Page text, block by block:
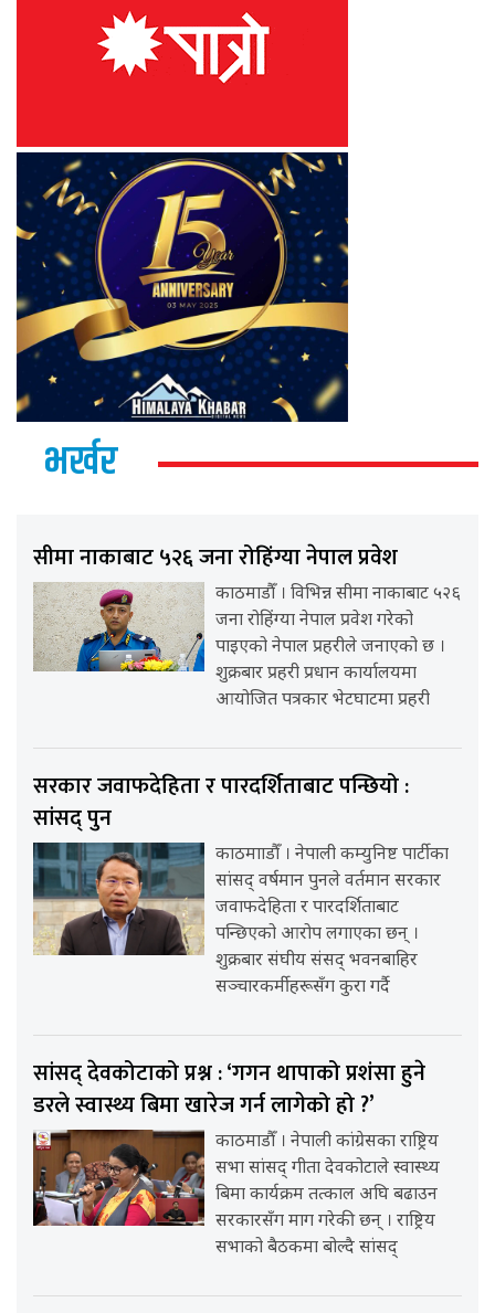
भर्खर
सीमा नाकाबाट ५२६ जना रोहिंग्या नेपाल प्रवेश
काठमाडौँ । विभिन्न सीमा नाकाबाट ५२६
जना रोहिंग्या नेपाल प्रवेश गरेको
पाइएको नेपाल प्रहरीले जनाएको छ ।
शुक्रबार प्रहरी प्रधान कार्यालयमा
आयोजित पत्रकार भेटघाटमा प्रहरी
सरकार जवाफदेहिता र पारदर्शिताबाट पन्छियो :
सांसद् पुन
काठमााडौँ । नेपाली कम्युनिष्ट पार्टीका
सांसद् वर्षमान पुनले वर्तमान सरकार
जवाफदेहिता र पारदर्शिताबाट
पन्छिएको आरोप लगाएका छन् ।
शुक्रबार संघीय संसद् भवनबाहिर
सञ्चारकर्मीहरूसँग कुरा गर्दै
सांसद् देवकोटाको प्रश्न : ‘गगन थापाको प्रशंसा हुने
डरले स्वास्थ्य बिमा खारेज गर्न लागेको हो ?’
काठमाडौँ । नेपाली कांग्रेसका राष्ट्रिय
सभा सांसद् गीता देवकोटाले स्वास्थ्य
बिमा कार्यक्रम तत्काल अघि बढाउन
सरकारसँग माग गरेकी छन् । राष्ट्रिय
सभाको बैठकमा बोल्दै सांसद्